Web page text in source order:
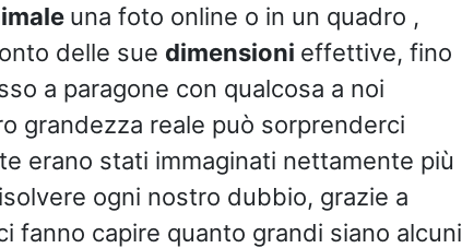
una foto online o in un quadro ,
delle sue dimensioni effettive, fino
a paragone con qualcosa a noi
grandezza reale può sorprenderci
erano stati immaginati nettamente più
ogni nostro dubbio, grazie a
fanno capire quanto grandi siano alcuni